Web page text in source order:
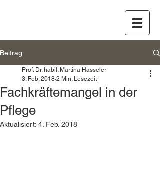
Beitrag
Fachkräftemangel in der
Pflege
Prof. Dr. habil. Martina Hasseler
3. Feb. 2018 2 Min. Lesezeit
Aktualisiert: 4. Feb. 2018